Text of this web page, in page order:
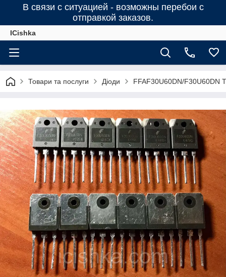
В связи с ситуацией - возможны перебои с
отправкой заказов.
ICishka
Товари та послуги Діоди FFAF30U60DN/F30U60DN